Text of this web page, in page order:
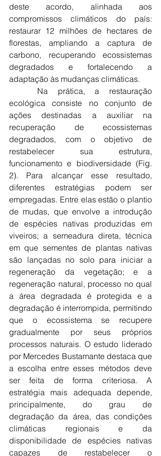
deste acordo, alinhada aos
compromissos climáticos do país:
restaurar 12 milhões de hectares de
florestas, ampliando a captura de
carbono, recuperando ecossistemas
degradados e fortalecendo a
adaptação às mudanças climáticas.
ecológica consiste no conjunto de
ações destinadas a auxiliar na
recuperação de ecossistemas
degradados, com o objetivo de
restabelecer sua estrutura,
funcionamento e biodiversidade (Fig.
2). Para alcançar esse resultado,
diferentes estratégias podem ser
empregadas. Entre elas estão o plantio
de mudas, que envolve a introdução
de espécies nativas produzidas em
viveiros; a semeadura direta, técnica
em que sementes de plantas nativas
são lançadas no solo para iniciar a
regeneração da vegetação; e a
regeneração natural, processo no qual
a área degradada é protegida e a
degradação é interrompida, permitindo
que o ecossistema se recupere
gradualmente por seus próprios
processos naturais. O estudo liderado
por Mercedes Bustamante destaca que
a escolha entre esses métodos deve
ser feita de forma criteriosa. A
estratégia mais adequada depende,
principalmente, do grau de
degradação da área, das condições
climáticas regionais e da
disponibilidade de espécies nativas
capazes de restabelecer o